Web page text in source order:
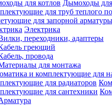
Дымоходы для
для запорной арматуры
Электрика
переходники, адаптеры
греющий
провода
для монтажа